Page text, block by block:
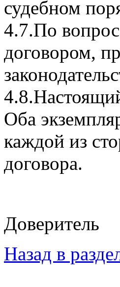
судебном
4.7.По
договором,
Оба
каждой из
договора.
Назад в